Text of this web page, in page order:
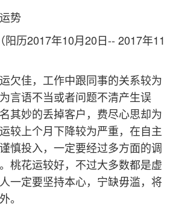
势
历2017年10月20日-- 2017年11
欠佳，工作中跟同事的关系较为
言语不当或者问题不清产生误
其妙的丢掉客户，费尽心思却为
较上个月下降较为严重，在自主
慎投入，一定要经过多方面的调
桃花运较好，不过大多数都是虚
一定要坚持本心，宁缺毋滥，将
。